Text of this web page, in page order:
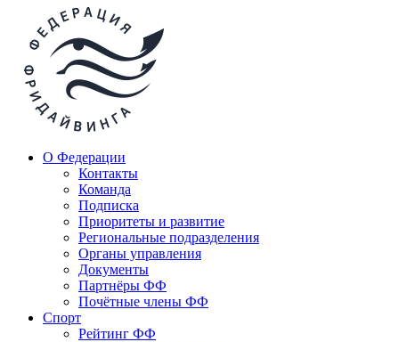
О Федерации
Контакты
Команда
Подписка
Приоритеты и развитие
Региональные подразделения
Органы управления
Документы
Партнёры ФФ
Почётные члены ФФ
Спорт
Рейтинг ФФ